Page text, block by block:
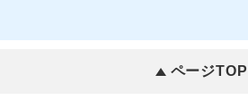
ページTOP